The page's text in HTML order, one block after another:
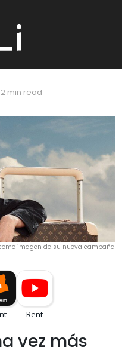
2 min read
imagen de su nueva campaña
vez más